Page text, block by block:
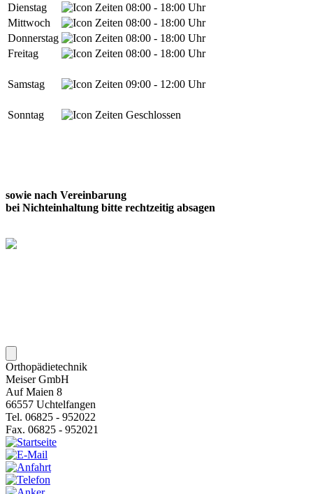
Dienstag
08:00 - 18:00 Uhr
Mittwoch
08:00 - 18:00 Uhr
Donnerstag
08:00 - 18:00 Uhr
Freitag
08:00 - 18:00 Uhr
Samstag 09:00 - 12:00 Uhr
Sonntag Geschlossen
sowie nach Vereinbarung
bei Nichteinhaltung bitte rechtzeitig absagen
Orthopädietechnik
Meiser GmbH
Auf Maien 8
66557 Uchtelfangen
Tel. 06825 - 952022
Fax. 06825 - 952021